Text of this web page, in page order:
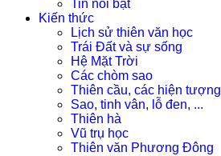
Tin nổi bật
Kiến thức
Lịch sử thiên văn học
Trái Đất và sự sống
Hệ Mặt Trời
Các chòm sao
Thiên cầu, các hiện tượng
Sao, tinh vân, lỗ đen, ...
Thiên hà
Vũ trụ học
Thiên văn Phương Đông